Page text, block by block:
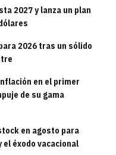
2027 y lanza un plan
2026 tras un sólido
en el primer
de su gama
en agosto para
éxodo vacacional